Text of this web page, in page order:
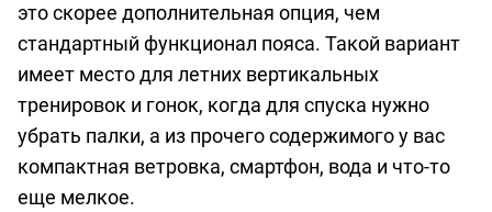
это скорее дополнительная опция, чем
стандартный функционал пояса. Такой вариант
имеет место для летних вертикальных
тренировок и гонок, когда для спуска нужно
убрать палки, а из прочего содержимого у вас
компактная ветровка, смартфон, вода и что-то
еще мелкое.